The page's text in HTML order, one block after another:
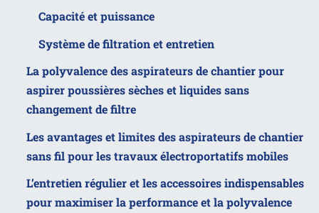
Capacité et puissance
Système de filtration et entretien
La polyvalence des aspirateurs de chantier pour
aspirer poussières sèches et liquides sans
changement de filtre
Les avantages et limites des aspirateurs de chantier
sans fil pour les travaux électroportatifs mobiles
L’entretien régulier et les accessoires indispensables
pour maximiser la performance et la polyvalence